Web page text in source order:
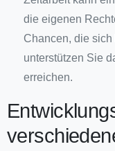
die eigenen
Chancen, die
unterstützen Sie
erreichen.